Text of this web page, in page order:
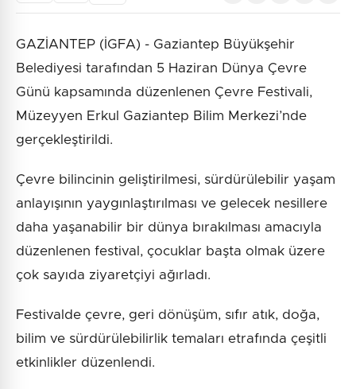
GAZİANTEP (İGFA) - Gaziantep Büyükşehir
Belediyesi tarafından 5 Haziran Dünya Çevre
Günü kapsamında düzenlenen Çevre Festivali,
Müzeyyen Erkul Gaziantep Bilim Merkezi’nde
gerçekleştirildi.
Çevre bilincinin geliştirilmesi, sürdürülebilir yaşam
anlayışının yaygınlaştırılması ve gelecek nesillere
daha yaşanabilir bir dünya bırakılması amacıyla
düzenlenen festival, çocuklar başta olmak üzere
çok sayıda ziyaretçiyi ağırladı.
Festivalde çevre, geri dönüşüm, sıfır atık, doğa,
bilim ve sürdürülebilirlik temaları etrafında çeşitli
etkinlikler düzenlendi.